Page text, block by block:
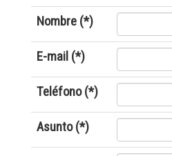
Nombre (*)
E-mail (*)
Teléfono (*)
Asunto (*)